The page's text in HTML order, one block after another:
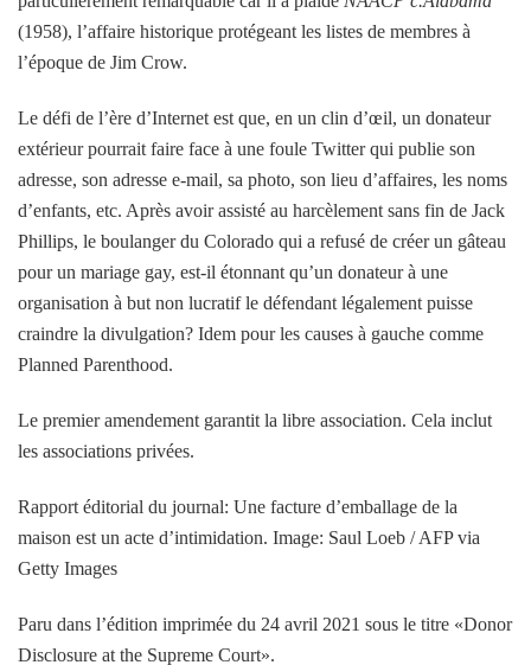
(1958), l’affaire historique protégeant les listes de membres à
l’époque de Jim Crow.
Le défi de l’ère d’Internet est que, en un clin d’œil, un donateur
extérieur pourrait faire face à une foule Twitter qui publie son
adresse, son adresse e-mail, sa photo, son lieu d’affaires, les noms
d’enfants, etc. Après avoir assisté au harcèlement sans fin de Jack
Phillips, le boulanger du Colorado qui a refusé de créer un gâteau
pour un mariage gay, est-il étonnant qu’un donateur à une
organisation à but non lucratif le défendant légalement puisse
craindre la divulgation? Idem pour les causes à gauche comme
Planned Parenthood.
Le premier amendement garantit la libre association. Cela inclut
les associations privées.
Rapport éditorial du journal: Une facture d’emballage de la
maison est un acte d’intimidation. Image: Saul Loeb / AFP via
Getty Images
Paru dans l’édition imprimée du 24 avril 2021 sous le titre «Donor
Disclosure at the Supreme Court».